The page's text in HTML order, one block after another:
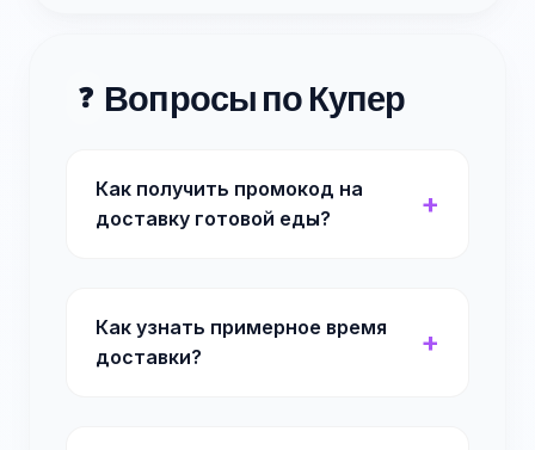
❓ Вопросы по Купер
Как получить промокод на
доставку готовой еды?
Как узнать примерное время
доставки?